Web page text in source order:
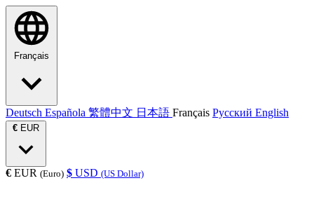
Français
Deutsch Española 繁體中文 日本語 Français Русский English
€ EUR
€ EUR (Euro) $ USD (US Dollar)